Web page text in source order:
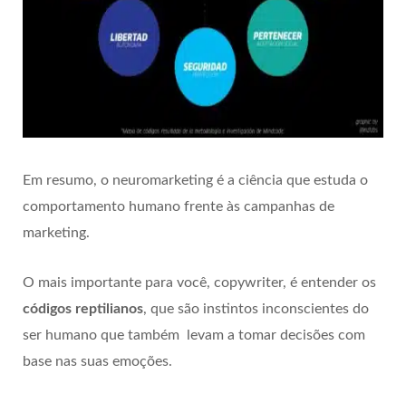
Em resumo, o neuromarketing é a ciência que estuda o
comportamento humano frente às campanhas de
marketing.
O mais importante para você, copywriter, é entender os
códigos reptilianos, que são instintos inconscientes do
ser humano que também levam a tomar decisões com
base nas suas emoções.